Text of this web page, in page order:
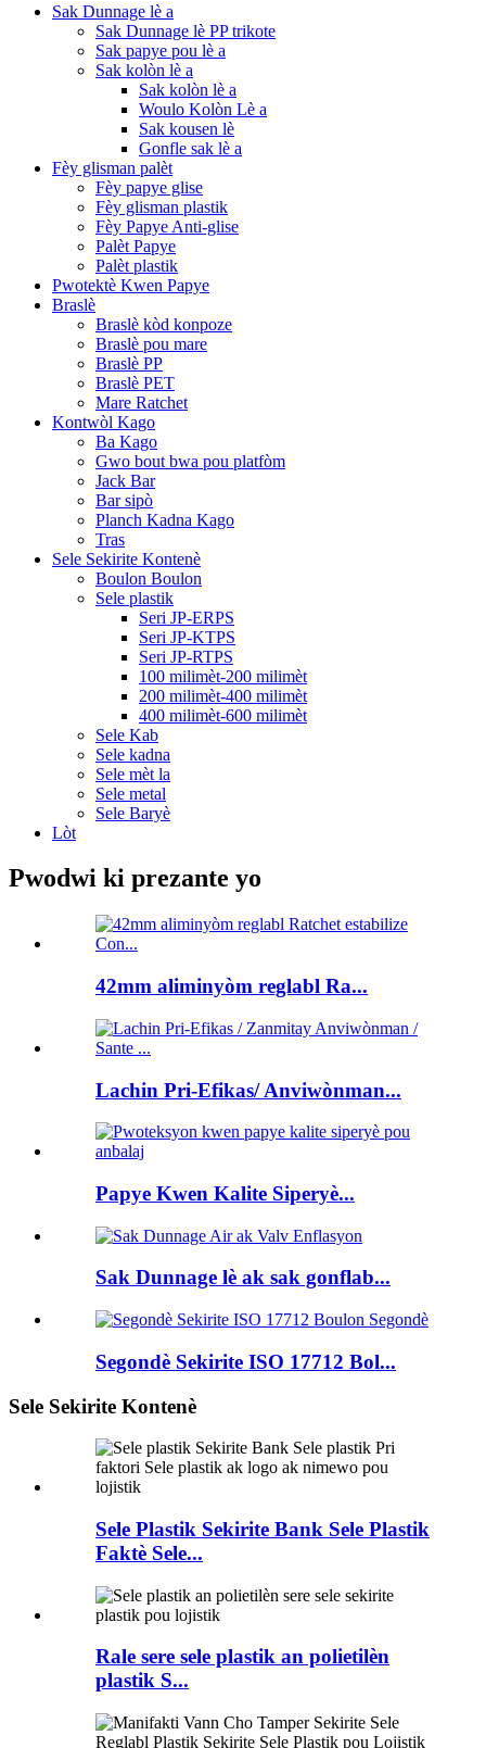
Sak Dunnage lè a
Sak Dunnage lè PP trikote
Sak papye pou lè a
Sak kolòn lè a
Sak kolòn lè a
Woulo Kolòn Lè a
Sak kousen lè
Gonfle sak lè a
Fèy glisman palèt
Fèy papye glise
Fèy glisman plastik
Fèy Papye Anti-glise
Palèt Papye
Palèt plastik
Pwotektè Kwen Papye
Braslè
Braslè kòd konpoze
Braslè pou mare
Braslè PP
Braslè PET
Mare Ratchet
Kontwòl Kago
Ba Kago
Gwo bout bwa pou platfòm
Jack Bar
Bar sipò
Planch Kadna Kago
Tras
Sele Sekirite Kontenè
Boulon Boulon
Sele plastik
Seri JP-ERPS
Seri JP-KTPS
Seri JP-RTPS
100 milimèt-200 milimèt
200 milimèt-400 milimèt
400 milimèt-600 milimèt
Sele Kab
Sele kadna
Sele mèt la
Sele metal
Sele Baryè
Lòt
Pwodwi ki prezante yo
42mm aliminyòm reglabl Ra...
Lachin Pri-Efikas/ Anviwònman...
Papye Kwen Kalite Siperyè...
Sak Dunnage lè ak sak gonflab...
Segondè Sekirite ISO 17712 Bol...
Sele Sekirite Kontenè
Sele Plastik Sekirite Bank Sele Plastik
Faktè Sele...
Rale sere sele plastik an polietilèn
plastik S...